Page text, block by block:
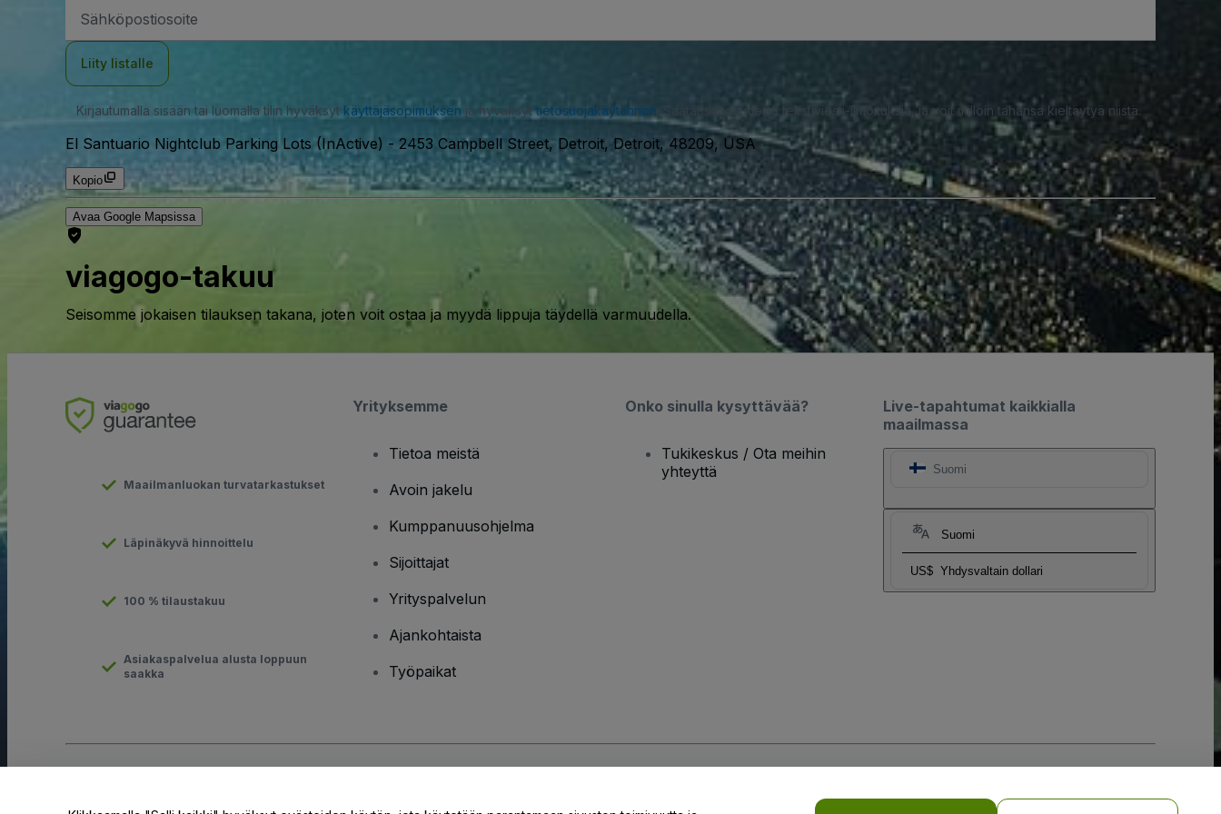
Liity listalle
Kirjautumalla sisään tai luomalla tilin hyväksyt käyttäjäsopimuksen ja hyväksyttietosuojakäytännön . Saatat saada meiltä tekstiviesti-ilmoituksia, ja voit milloin tahansa kieltäytyä niistä.
El Santuario Nightclub Parking Lots (InActive) - 2453 Campbell Street, Detroit, Detroit, 48209, USA
Kopio
Avaa Google Mapsissa
viagogo-takuu
Seisomme jokaisen tilauksen takana, joten voit ostaa ja myydä lippuja täydellä varmuudella.
Live-tapahtumat kaikkialla
maailmassa
Suomi
Suomi
US$ Yhdysvaltain dollari
Maailmanluokan turvatarkastukset
Läpinäkyvä hinnoittelu
100 % tilaustakuu
Asiakaspalvelua alusta loppuun
saakka
Yrityksemme
Tietoa meistä
Avoin jakelu
Kumppanuusohjelma
Sijoittajat
Yrityspalvelun
Ajankohtaista
Työpaikat
Onko sinulla kysyttävää?
Tukikeskus / Ota meihin
yhteyttä